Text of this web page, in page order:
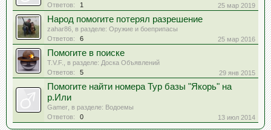
Ответов:
1 25 мар 2019
Народ помогите потерял разрешение
zahar86 , в разделе: Оружие и боеприпасы
Ответов:
6 25 мар 2016
Помогите в поиске
T.V.F. , в разделе: Доска Объявлений
Ответов:
5 29 янв 2015
Помогите найти номера Тур базы "Якорь" на
р.Или
Gamer , в разделе: Водоемы
Ответов:
0 13 июл 2014